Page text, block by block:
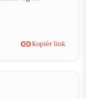
Kopiér link